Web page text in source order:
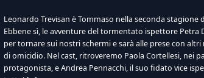
Leonardo Trevisan è Tommaso nella seconda stagione
Ebbene sì, le avventure del tormentato ispettore Petra
per tornare sui nostri schermi e sarà alle prese con altri
di omicidio. Nel cast, ritroveremo Paola Cortellesi, nei
protagonista, e Andrea Pennacchi, il suo fidato vice